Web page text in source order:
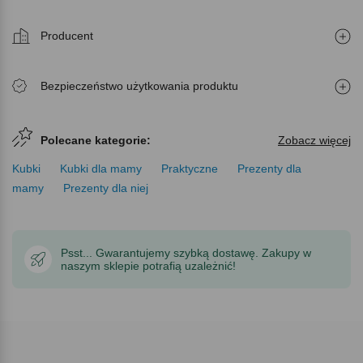
Producent
Bezpieczeństwo użytkowania produktu
Polecane kategorie: Zobacz więcej
Kubki Kubki dla mamy Praktyczne
Prezenty dla
mamy
Prezenty dla niej
Psst... Gwarantujemy szybką dostawę. Zakupy w
naszym sklepie potrafią uzależnić!